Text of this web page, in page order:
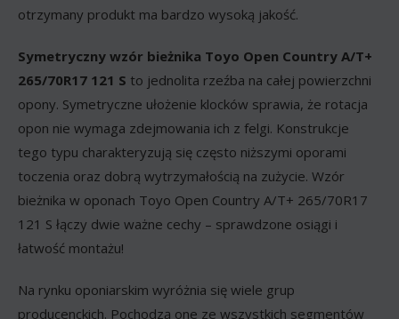
otrzymany produkt ma bardzo wysoką jakość.
Symetryczny wzór bieżnika Toyo Open Country A/T+
265/70R17 121 S to jednolita rzeźba na całej powierzchni
opony. Symetryczne ułożenie klocków sprawia, że rotacja
opon nie wymaga zdejmowania ich z felgi. Konstrukcje
tego typu charakteryzują się często niższymi oporami
toczenia oraz dobrą wytrzymałością na zużycie. Wzór
bieżnika w oponach Toyo Open Country A/T+ 265/70R17
121 S łączy dwie ważne cechy – sprawdzone osiągi i
łatwość montażu!
Na rynku oponiarskim wyróżnia się wiele grup
producenckich. Pochodzą one ze wszystkich segmentów